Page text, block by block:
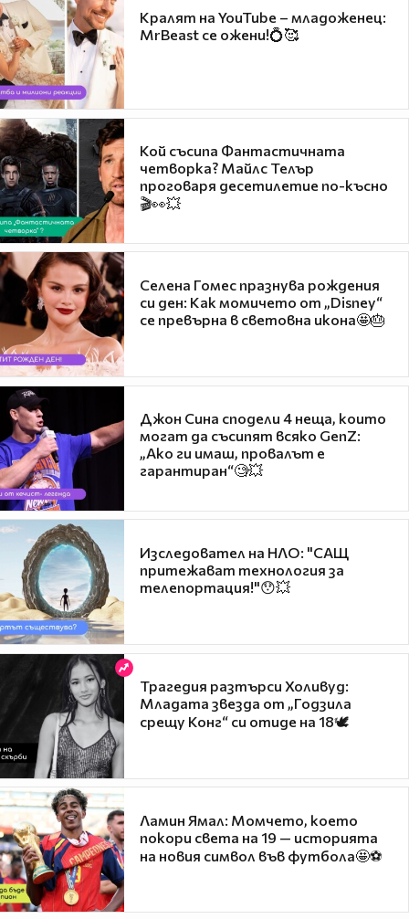
Кралят на YouTube – младоженец:
MrBeast се ожени!💍🥰
Кой съсипа Фантастичната
четворка? Майлс Телър
проговаря десетилетие по-късно
🎬👀💥
Селена Гомес празнува рождения
си ден: Как момичето от „Disney“
се превърна в световна икона🤩🎂
Джон Сина сподели 4 неща, които
могат да съсипят всяко GenZ:
„Ако ги имаш, провалът е
гарантиран“🧐💥
Изследовател на НЛО: "САЩ
притежават технология за
телепортация!"😯💥
Трагедия разтърси Холивуд:
Младата звезда от „Годзила
срещу Конг“ си отиде на 18🕊️
Ламин Ямал: Момчето, което
покори света на 19 — историята
на новия символ във футбола🤩⚽